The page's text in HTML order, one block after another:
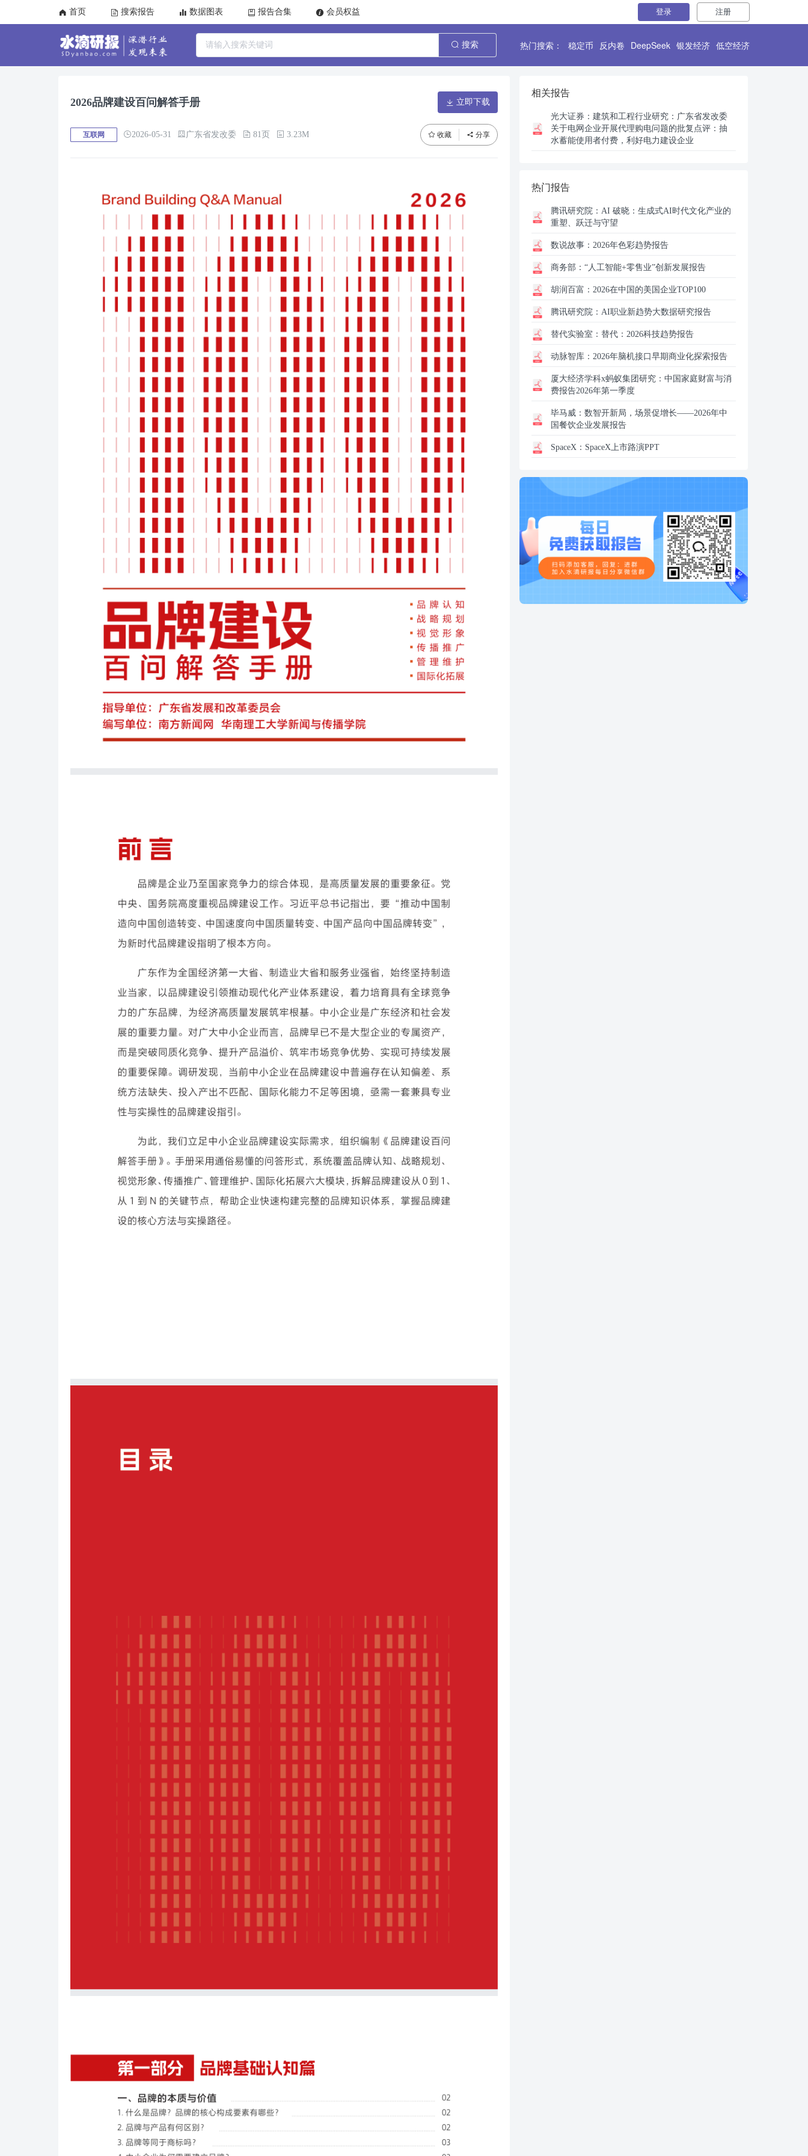
首页 搜索报告 数据图表 报告合集 会员权益 登录 注册
搜索 热门搜索： 稳定币 反内卷 DeepSeek 银发经济 低空经济
2026品牌建设百问解答手册 立即下载
互联网 2026-05-31 广东省发改委 81页 3.23M 收藏 分享
相关报告
光大证券： 建筑和工程行业研究：广东省发改委
关于电网企业开展代理购电问题的批复点评：抽
水蓄能使用者付费，利好电力建设企业
热门报告
腾讯研究院： AI 破晓：生成式AI时代文化产业的
重塑、跃迁与守望
数说故事： 2026年色彩趋势报告
商务部： “人工智能+零售业”创新发展报告
胡润百富： 2026在中国的美国企业TOP100
腾讯研究院： AI职业新趋势大数据研究报告
替代实验室： 替代：2026科技趋势报告
动脉智库： 2026年脑机接口早期商业化探索报告
厦大经济学科x蚂蚁集团研究： 中国家庭财富与消
费报告2026年第一季度
毕马威： 数智开新局，场景促增长——2026年中
国餐饮企业发展报告
SpaceX： SpaceX上市路演PPT